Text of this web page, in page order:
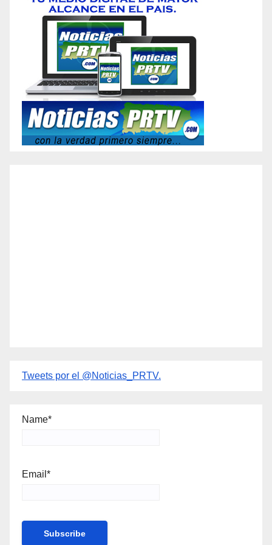
Tweets por el @Noticias_PRTV.
Name*
Email*